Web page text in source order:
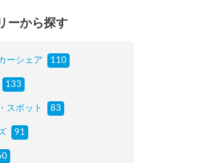
ーから探す
ーシェア 110
133
スポット 83
91